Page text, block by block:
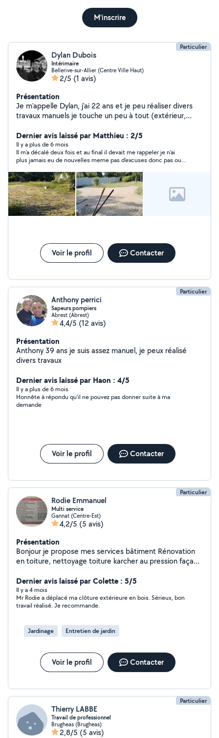
M'inscrire
Particulier
Dylan Dubois
Intérimaire
Bellerive-sur-Allier (Centre Ville Haut)
2/5 (1 avis)
Présentation
Je m'appelle Dylan, j'ai 22 ans et je peu réaliser divers
travaux manuels je touche un peu à tout (extérieur,
genre, livraison rapide, réparation de petite mécanique)
n'hésitez pas à faire une demande si vous avez besoin
de plus de renseignements
Dernier avis laissé par Matthieu : 2/5
Il y a plus de 6 mois
Il m'a décalé deux fois et au final il devait me rappeler je n'ai
plus jamais eu de nouvelles meme pas d'excuses donc pas ouf
Voir le profil Contacter
Particulier
Anthony perrici
Sapeurs pompiers
Abrest (Abrest)
4,4/5 (12 avis)
Présentation
Anthony 39 ans je suis assez manuel, je peux réalisé
divers travaux
Dernier avis laissé par Haon : 4/5
Il y a plus de 6 mois
Honnête à répondu qu’il ne pouvez pas donner suite à ma
demande
Voir le profil Contacter
Particulier
Rodie Emmanuel
Multi service
Gannat (Centre-Est)
4,2/5 (5 avis)
Présentation
Bonjour je propose mes services bâtiment Rénovation
en toiture, nettoyage toiture karcher au pression façade
extérieure Ferronnerie ,volets, muret, Entretien
d'espaces verts Élagage, abattage ,etetage ,tout arbre
dangereux, taille de haies débroussaillage tonte de
pelouse ,pose de clôture tout entretien d'espace vert
alors protéger la.
Dernier avis laissé par Colette : 5/5
Il y a 4 mois
Mr Rodie a déplacé ma clôture extérieure en bois. Sérieux, bon
travail réalisé. Je recommande.
Jardinage Entretien de jardin
Voir le profil Contacter
Particulier
Thierry LABBE
Travail de professionnel
Brugheas (Brugheas)
2,8/5 (5 avis)